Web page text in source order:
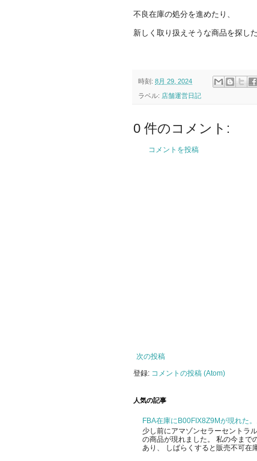
不良在庫の処分を進めたり、
新しく取り扱えそうな商品を探し
時刻: 8月 29, 2024
ラベル: 店舗運営日記
0 件のコメント:
コメントを投稿
次の投稿
登録: コメントの投稿 (Atom)
人気の記事
FBA在庫にB00FIX8Z9Mが現れた。
少し前にアマゾンセラーセントラ
の商品が現れました。 私の今まで
あり、 しばらくすると販売不可在